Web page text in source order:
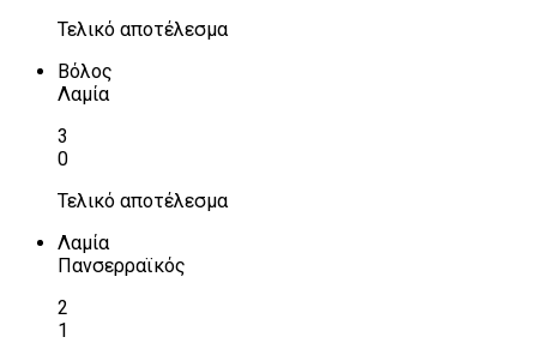
Τελικό αποτέλεσμα
Βόλος
Λαμία
3
0
Τελικό αποτέλεσμα
Λαμία
Πανσερραϊκός
2
1